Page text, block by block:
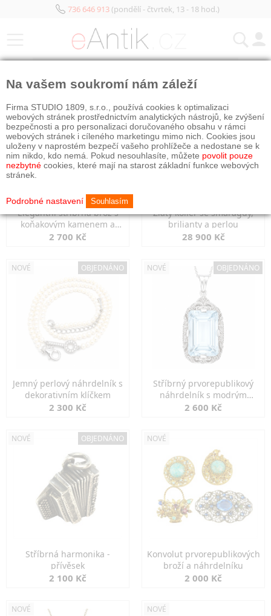
736 646 913(pondělí - čtvrtek, 13 - 18 hod.)
Elegantní stříbrná brož s
koňakovým kamenem a
markazity
2 700 Kč
Zlatý kolier se smaragdy,
brilianty a perlou
28 900 Kč
NOVÉ OBJEDNÁNO
Jemný perlový náhrdelník s
dekorativním klíčkem
2 300 Kč
NOVÉ OBJEDNÁNO
Stříbrný prvorepublikový
náhrdelník s modrým
spinelem
2 600 Kč
NOVÉ OBJEDNÁNO
Stříbrná harmonika -
přívěsek
2 100 Kč
NOVÉ
Konvolut prvorepublikových
broží a náhrdelníku
2 000 Kč
NOVÉ NOVÉ
Na vašem soukromí nám záleží
Firma STUDIO 1809, s.r.o., používá cookies k optimalizaci
webových stránek prostřednictvím analytických nástrojů, ke zvýšení
bezpečnosti a pro personalizaci doručovaného obsahu v rámci
webových stránek i cíleného marketingu mimo nich. Cookies jsou
uloženy v naprostém bezpečí vašeho prohlížeče a nedostane se k
nim nikdo, kdo nemá. Pokud nesouhlasíte, můžete povolit pouze
nezbytné cookies, které mají na starost základní funkce webových
stránek.
Podrobné nastavení Souhlasím